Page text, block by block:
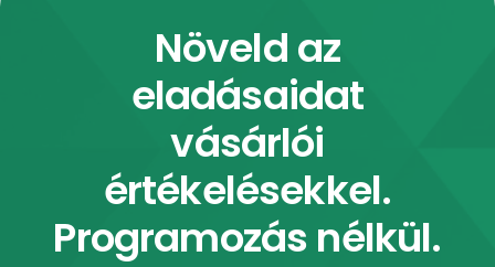
Növeld az
eladásaidat
vásárlói
értékelésekkel.
Programozás nélkül.